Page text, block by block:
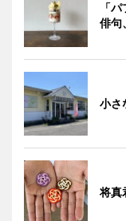
「
俳句
小さ
将真